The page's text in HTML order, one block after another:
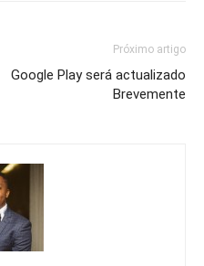
Próximo artigo
Google Play será actualizado
Brevemente